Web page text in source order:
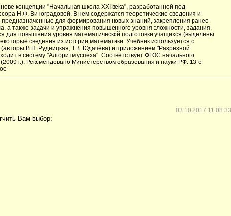
концепции "Начальная школа XXI века", разработанной под
Н.Ф. Виноградовой. В нем содержатся теоретические сведения и
предназначенные для формирования новых знаний, закрепления ранее
а также задачи и упражнения повышенного уровня сложности, задания,
для повышения уровня математической подготовки учащихся (выделены
сведения из истории математики. Учебник используется с
В.Н. Рудницкая, Т.В. Юдачёва) и приложением "Разрезной
в систему "Алгоритм успеха". Соответствует ФГОС начального
г.). Рекомендовано Министерством образования и науки РФ. 13-е
03.10.2017 11:08:33
Вам выбор: